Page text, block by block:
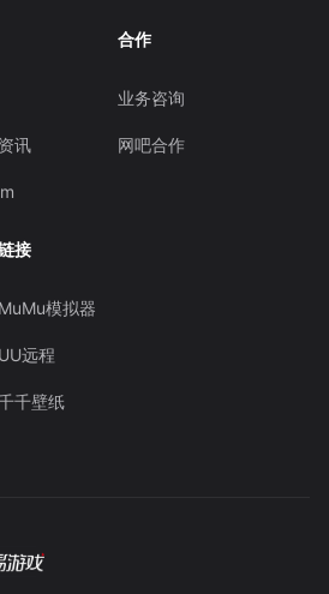
讯
合作
业务咨询
网吧合作
接
模拟器
远程
千壁纸